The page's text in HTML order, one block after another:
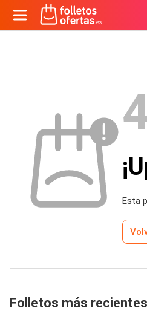
Esta
Folletos más recientes